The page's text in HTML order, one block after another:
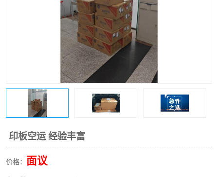
印板空运 经验丰富
价格： 面议